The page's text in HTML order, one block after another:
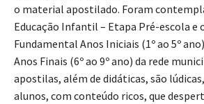
o material apostilado. Foram
Educação Infantil – Etapa Pré-escola e
Fundamental Anos Iniciais (1º ao 5º
Anos Finais (6º ao 9º ano) da rede
apostilas, além de didáticas, são
alunos, com conteúdo ricos, que